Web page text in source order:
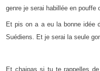
genre je serai habillée en pouffe
Et pis on a a eu la bonne idée
Suédiens. Et je serai la seule
Et chaipas si tu te rappelles de